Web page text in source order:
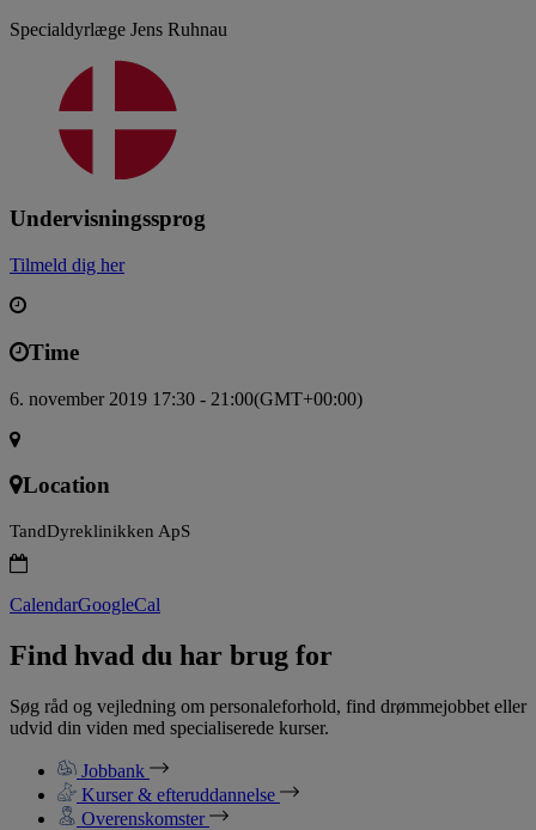
Specialdyrlæge Jens Ruhnau
Undervisningssprog
Tilmeld dig her
Time
6. november 2019 17:30 - 21:00(GMT+00:00)
Location
TandDyreklinikken ApS
CalendarGoogleCal
Find hvad du har brug for
Søg råd og vejledning om personaleforhold, find drømmejobbet eller
udvid din viden med specialiserede kurser.
Jobbank
Kurser & efteruddannelse
Overenskomster